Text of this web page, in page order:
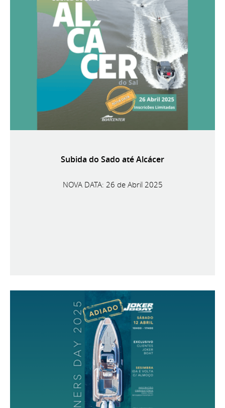
Subida do Sado até Alcácer
NOVA DATA: 26 de Abril 2025